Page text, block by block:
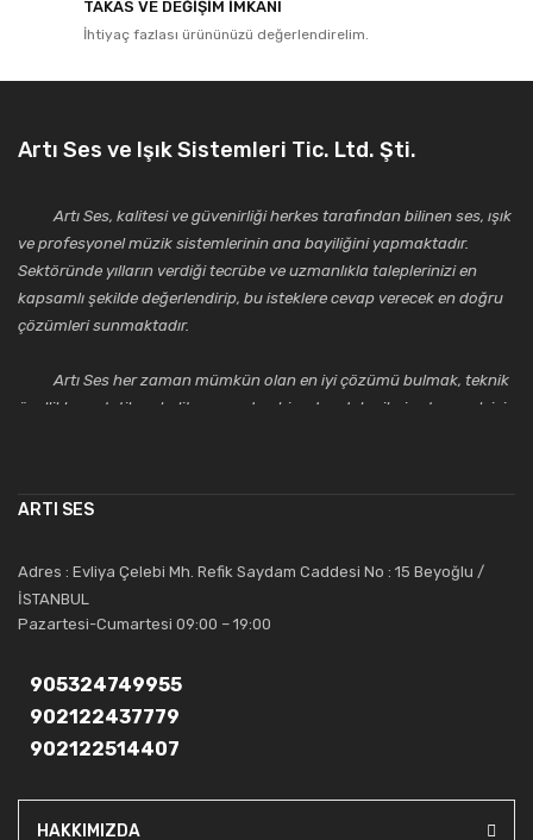
TAKAS VE DEĞİŞİM İMKANI
İhtiyaç fazlası ürününüzü değerlendirelim.
Artı Ses ve Işık Sistemleri Tic. Ltd. Şti.
Artı Ses, kalitesi ve güvenirliği herkes tarafından bilinen ses, ışık
ve profesyonel müzik sistemlerinin ana bayiliğini yapmaktadır.
Sektöründe yılların verdiği tecrübe ve uzmanlıkla taleplerinizi en
kapsamlı şekilde değerlendirip, bu isteklere cevap verecek en doğru
çözümleri sunmaktadır.
Artı Ses her zaman mümkün olan en iyi çözümü bulmak, teknik
özellikler, estetik ve kalite açısından bir adım daha ileriye taşımak için
saygıdeğer yerini kazanmıştır.
Artı Ses, güler yüzü ve deneyimi ile bu gün ve gelecekte
güvenebileceğiniz bir tercihtir.
ARTI SES
Adres : Evliya Çelebi Mh. Refik Saydam Caddesi No : 15 Beyoğlu /
İSTANBUL
Pazartesi-Cumartesi 09:00 – 19:00
905324749955
902122437779
902122514407
HAKKIMIZDA